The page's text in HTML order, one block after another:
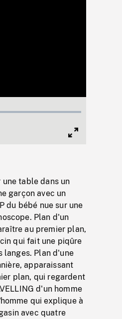
table dans un
garçon avec un
du bébé nue sur une
Plan d'un
au premier plan,
qui fait une piqûre
langes. Plan d'une
apparaissant
plan, qui regardent
d'un homme
qui explique à
avec quatre